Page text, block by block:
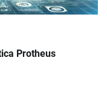
Protheus